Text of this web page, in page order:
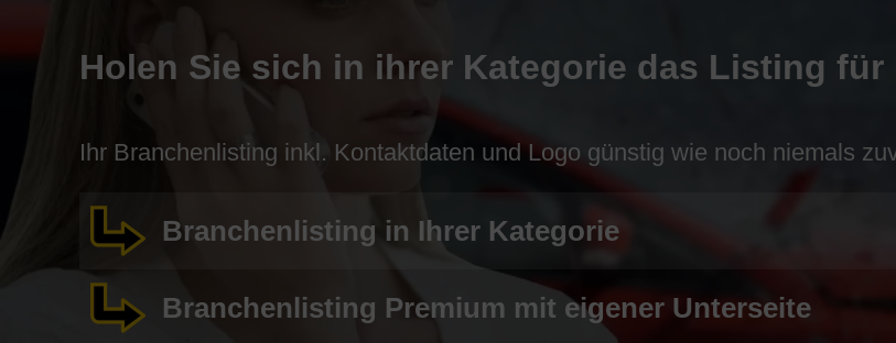
Holen Sie sich in ihrer Kategorie das Listing für
Ihr Branchenlisting inkl. Kontaktdaten und Logo günstig wie noch niemals
Branchenlisting in Ihrer Kategorie
Branchenlisting Premium mit eigener Unterseite